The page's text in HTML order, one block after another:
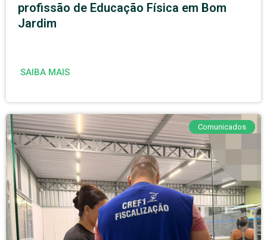
profissão de Educação Física em Bom
Jardim
SAIBA MAIS
Comunicados